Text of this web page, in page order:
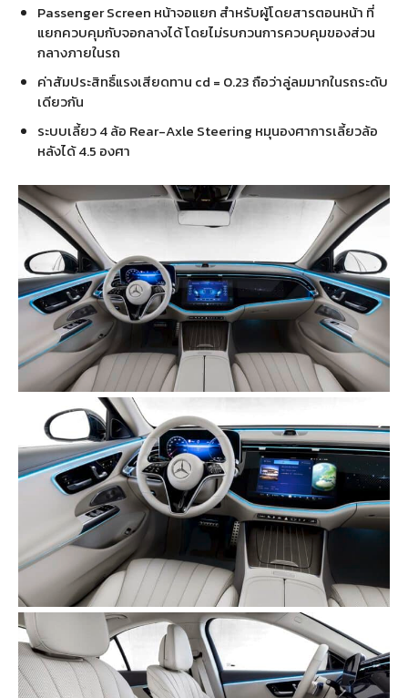
Passenger Screen หน้าจอแยก สำหรับผู้โดยสารตอนหน้า ที่
แยกควบคุมกับจอกลางได้ โดยไม่รบกวนการควบคุมของส่วน
กลางภายในรถ
ค่าสัมประสิทธิ์แรงเสียดทาน cd = 0.23 ถือว่าลู่ลมมากในรถระดับ
เดียวกัน
ระบบเลี้ยว 4 ล้อ Rear-Axle Steering หมุนองศาการเลี้ยวล้อ
หลังได้ 4.5 องศา